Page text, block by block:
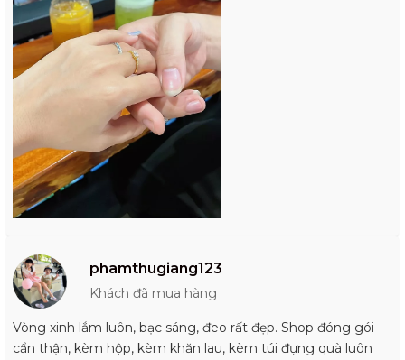
phamthugiang123
Khách đã mua hàng
Vòng xinh lắm luôn, bạc sáng, đeo rất đẹp. Shop đóng gói
cẩn thận, kèm hộp, kèm khăn lau, kèm túi đựng quà luôn